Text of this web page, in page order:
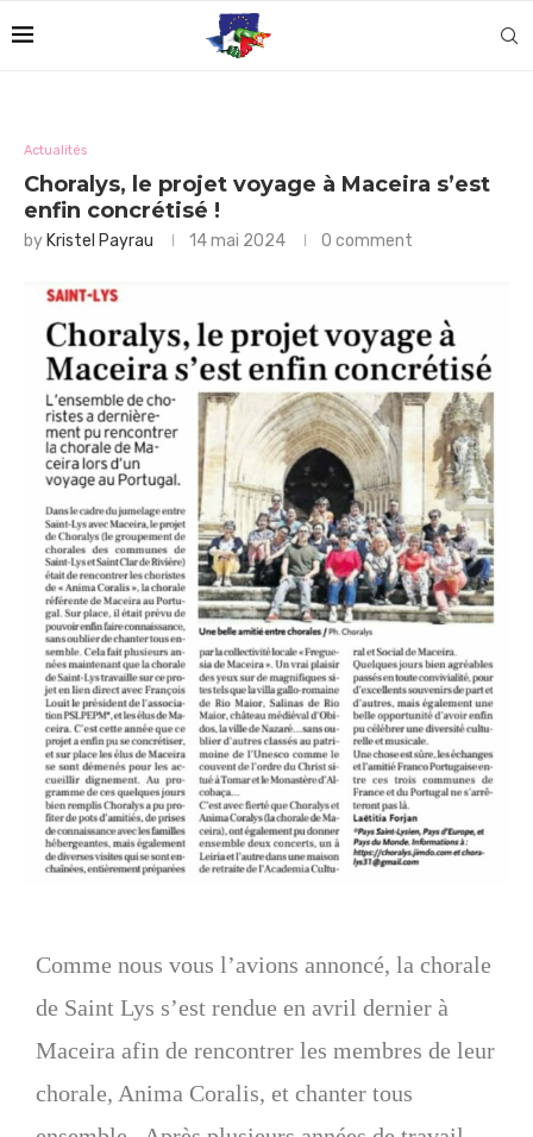
Actualités
Choralys, le projet voyage à Maceira s’est
enfin concrétisé !
by Kristel Payrau 14 mai 2024 0 comment
Comme nous vous l’avions annoncé, la chorale
de Saint Lys s’est rendue en avril dernier à
Maceira afin de rencontrer les membres de leur
chorale, Anima Coralis, et chanter tous